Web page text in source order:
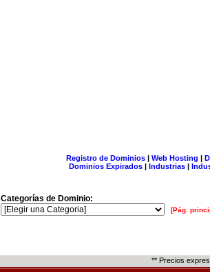
Registro de Dominios| Web Hosting |
Dominios Expirados | Industrias |
Categorías de Dominio:
[Pág.
** Precios